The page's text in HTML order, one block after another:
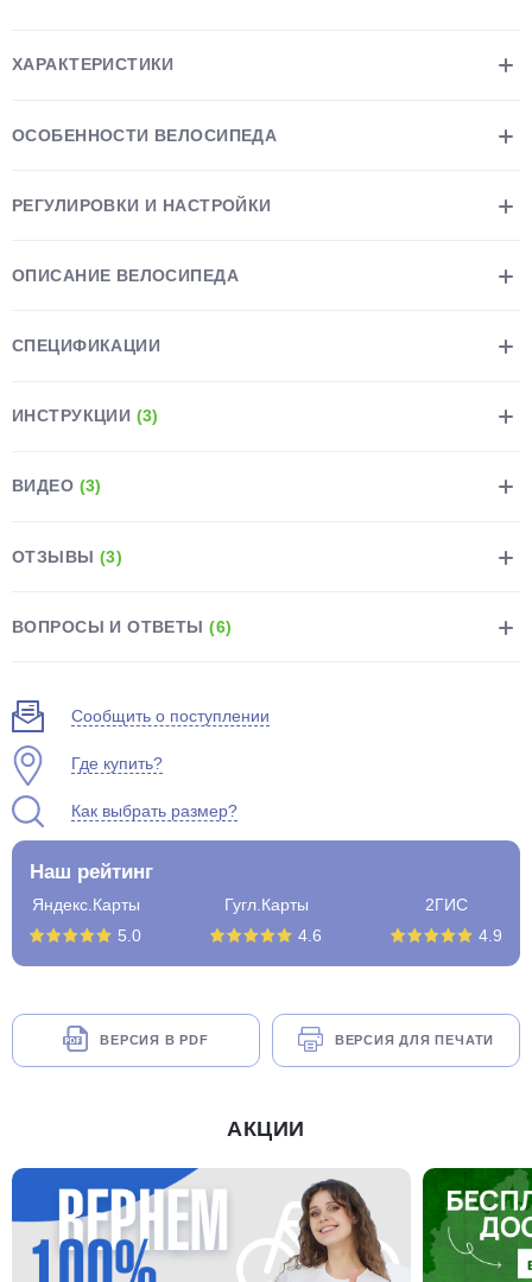
ХАРАКТЕРИСТИКИ
ОСОБЕННОСТИ ВЕЛОСИПЕДА
РЕГУЛИРОВКИ И НАСТРОЙКИ
ОПИСАНИЕ ВЕЛОСИПЕДА
СПЕЦИФИКАЦИИ
ИНСТРУКЦИИ (3)
ВИДЕО (3)
ОТЗЫВЫ (3)
ВОПРОСЫ И ОТВЕТЫ(6)
Сообщить о поступлении
Где купить?
Как выбрать размер?
Наш рейтинг
Яндекс.Карты
5.0
Гугл.Карты
4.6
2ГИС
4.9
ВЕРСИЯ В PDF ВЕРСИЯ ДЛЯ ПЕЧАТИ
АКЦИИ